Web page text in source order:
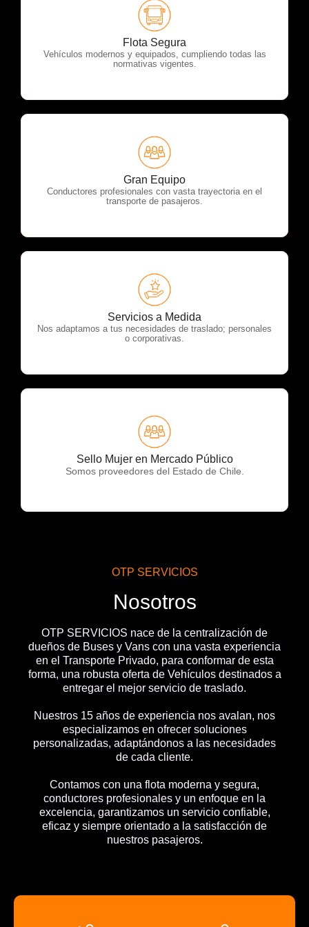
Flota Segura
Vehículos modernos y equipados, cumpliendo todas las
normativas vigentes.
OTP Servicios
Gran Equipo
Conductores profesionales con vasta trayectoria en el
transporte de pasajeros.
OTP Servicios
Servicios a Medida
Nos adaptamos a tus necesidades de traslado; personales
o corporativas.
OTP Servicios
Sello Mujer en Mercado Público
Somos proveedores del Estado de Chile.
OTP Servicios
OTP SERVICIOS
Nosotros
OTP SERVICIOS nace de la centralización de
dueños de Buses y Vans con una vasta experiencia
en el Transporte Privado, para conformar de esta
forma, una robusta oferta de Vehículos destinados a
entregar el mejor servicio de traslado.
Nuestros 15 años de experiencia nos avalan, nos
especializamos en ofrecer soluciones
personalizadas, adaptándonos a las necesidades
de cada cliente.
Contamos con una flota moderna y segura,
conductores profesionales y un enfoque en la
excelencia, garantizamos un servicio confiable,
eficaz y siempre orientado a la satisfacción de
nuestros pasajeros.